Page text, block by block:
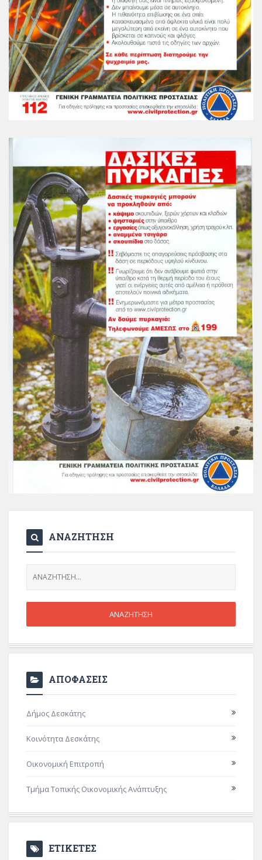
ΑΝΑΖΗΤΗΣΗ
ΑΠΟΦΑΣΕΙΣ
Δήμος Δεσκάτης
Κοινότητα Δεσκάτης
Οικονομική Επιτροπή
Τμήμα Τοπικής Οικονομικής Ανάπτυξης
ΕΤΙΚΕΤΕΣ